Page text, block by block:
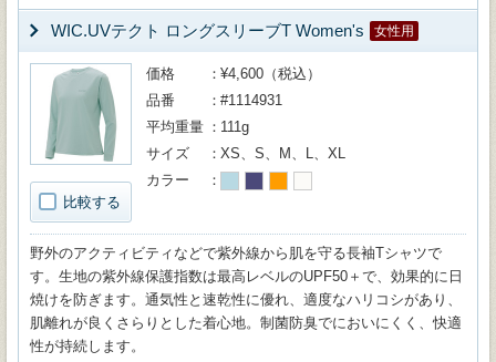
WIC.UVテクト ロングスリーブT Women's 女性用
比較する
価格
¥4,600（税込）
品番
#1114931
平均重量
111g
サイズ
XS、S、M、L、XL
カラー
野外のアクティビティなどで紫外線から肌を守る長袖Tシャツで
す。生地の紫外線保護指数は最高レベルのUPF50＋で、効果的に日
焼けを防ぎます。通気性と速乾性に優れ、適度なハリコシがあり、
肌離れが良くさらりとした着心地。制菌防臭でにおいにくく、快適
性が持続します。